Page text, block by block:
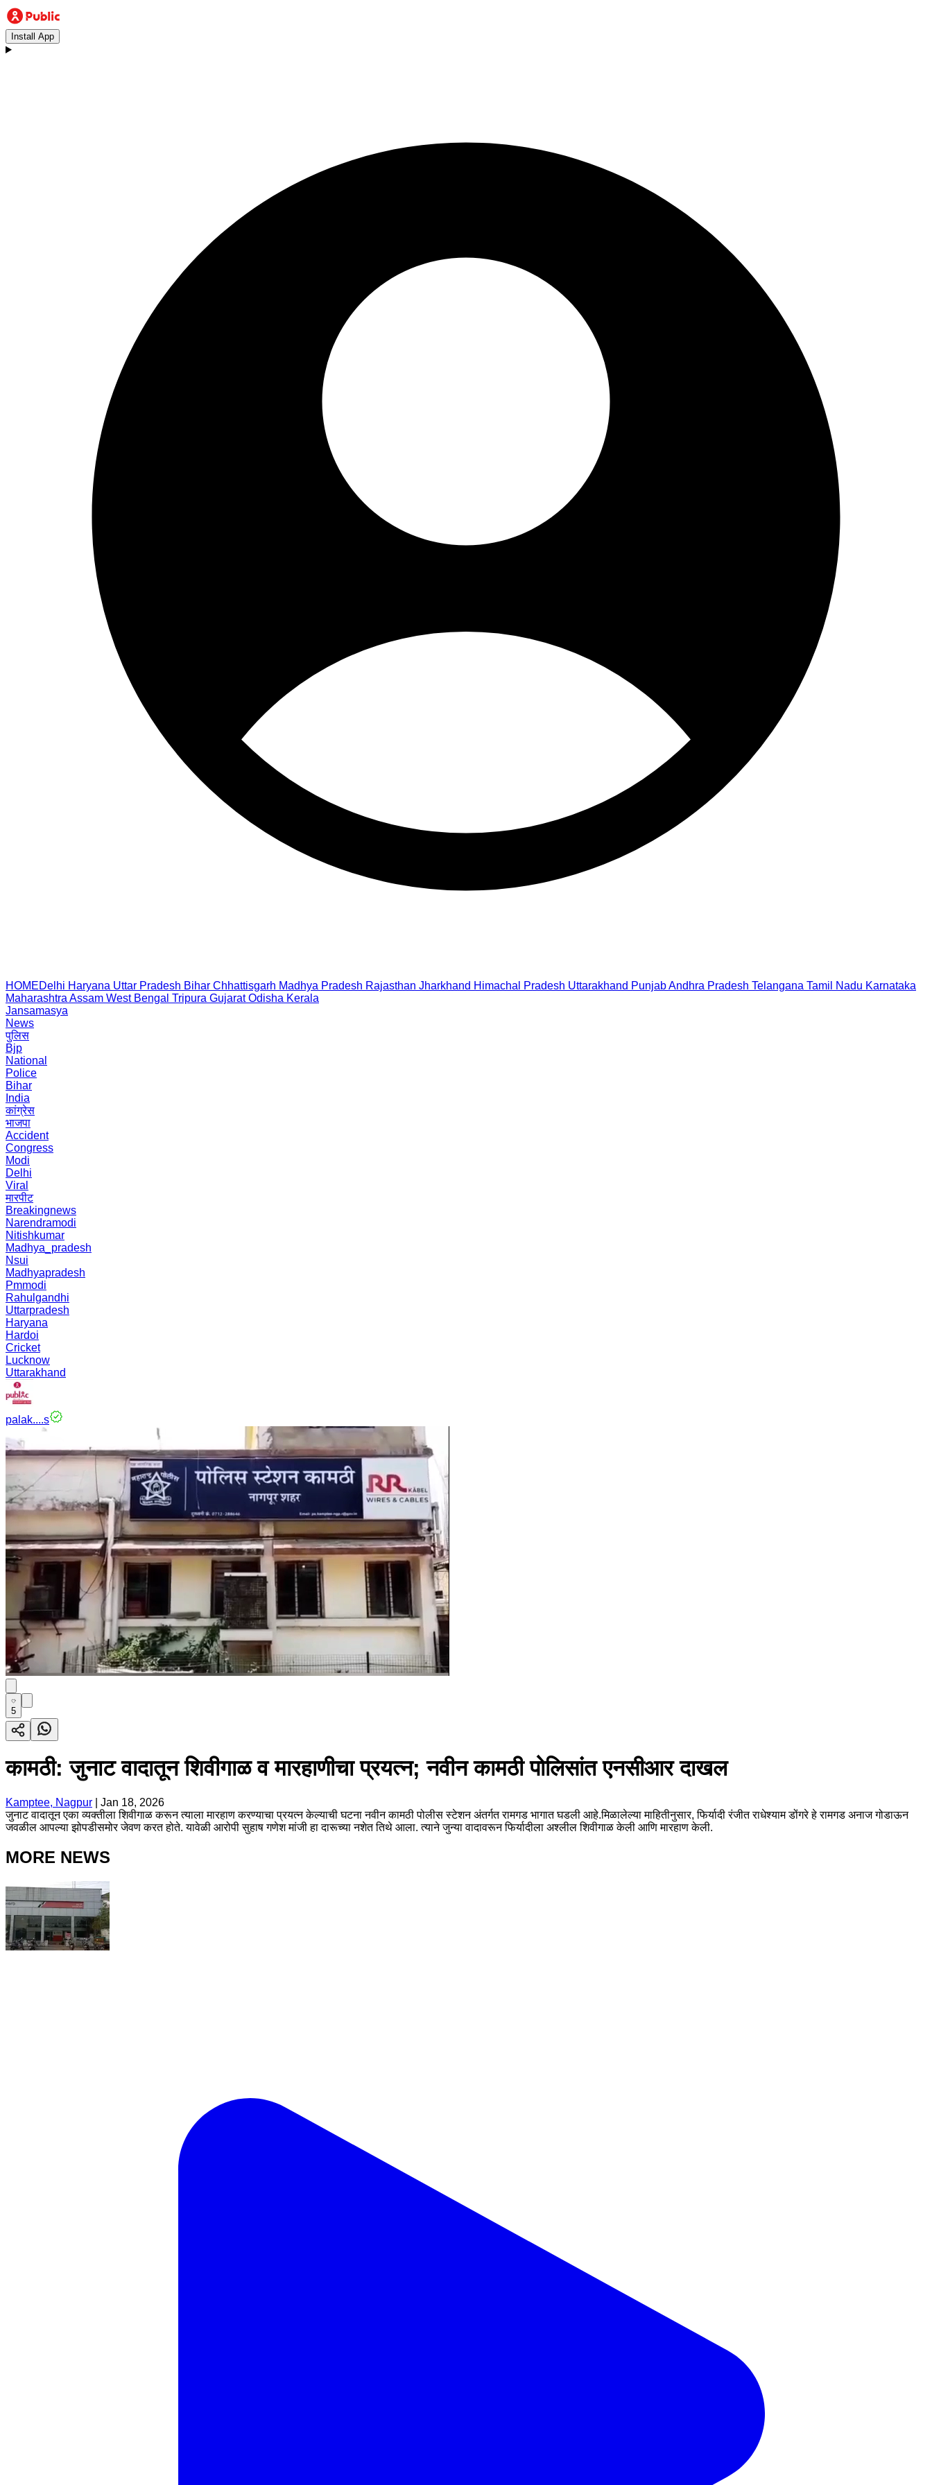
Install App
HOMEDelhi Haryana Uttar Pradesh Bihar Chhattisgarh Madhya Pradesh Rajasthan Jharkhand Himachal Pradesh Uttarakhand PunjabAndhra Pradesh Telangana Tamil Nadu Karnataka
Maharashtra Assam West Bengal Tripura Gujarat Odisha Kerala
Jansamasya
News
पुलिस
Bjp
National
Police
Bihar
India
कांग्रेस
भाजपा
Accident
Congress
Modi
Delhi
Viral
मारपीट
Breakingnews
Narendramodi
Nitishkumar
Madhya_pradesh
Nsui
Madhyapradesh
Pmmodi
Rahulgandhi
Uttarpradesh
Haryana
Hardoi
Cricket
Lucknow
Uttarakhand
palak....s
5
कामठी: जुनाट वादातून शिवीगाळ व मारहाणीचा प्रयत्न; नवीन कामठी पोलिसांत एनसीआर दाखल
Kamptee, Nagpur
Jan 18, 2026
जुनाट वादातून एका व्यक्तीला शिवीगाळ करून त्याला मारहाण करण्याचा प्रयत्न केल्याची घटना नवीन कामठी पोलीस स्टेशन अंतर्गत रामगड भागात घडली आहे.मिळालेल्या माहितीनुसार, फिर्यादी रंजीत राधेश्याम डोंगरे हे रामगड अनाज गोडाऊन
जवळील आपल्या झोपडीसमोर जेवण करत होते. यावेळी आरोपी सुहाष गणेश मांजी हा दारूच्या नशेत तिथे आला. त्याने जुन्या वादावरून फिर्यादीला अश्लील शिवीगाळ केली आणि मारहाण केली.
MORE NEWS